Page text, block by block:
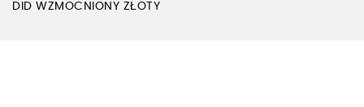
DID WZMOCNIONY ZŁOTY